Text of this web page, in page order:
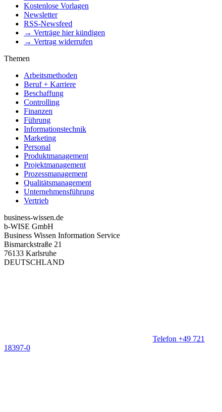
Kostenlose Vorlagen
Newsletter
RSS-Newsfeed
→ Verträge hier kündigen
→ Vertrag widerrufen
Themen
Arbeitsmethoden
Beruf + Karriere
Beschaffung
Controlling
Finanzen
Führung
Informationstechnik
Marketing
Personal
Produktmanagement
Projektmanagement
Prozessmanagement
Qualitätsmanagement
Unternehmensführung
Vertrieb
business-wissen.de
b-WISE GmbH
Business Wissen Information Service
Bismarckstraße 21
76133 Karlsruhe
DEUTSCHLAND
Telefon +49 721
18397-0